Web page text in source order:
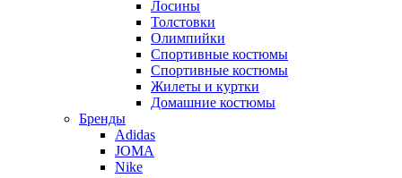
Лосины
Толстовки
Олимпийки
Спортивные костюмы
Спортивные костюмы
Жилеты и куртки
Домашние костюмы
Бренды
Adidas
JOMA
Nike